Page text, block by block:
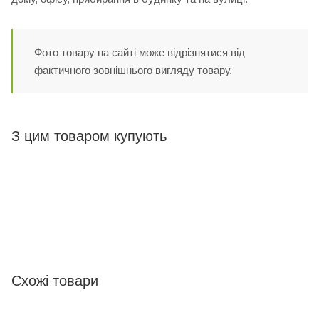
Фото товару на сайті може відрізнятися від
фактичного зовнішнього вигляду товару.
З цим товаром купують
Схожі товари